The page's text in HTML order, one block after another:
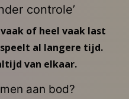
controle’
of heel vaak last
al langere tijd.
van elkaar.
aan bod?